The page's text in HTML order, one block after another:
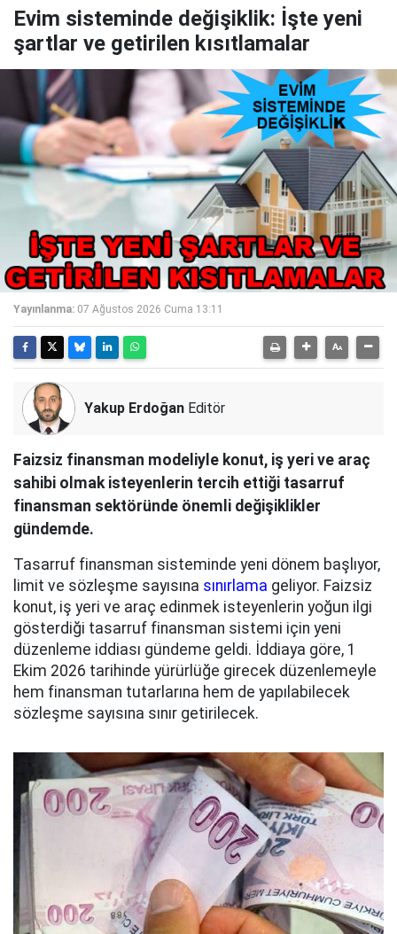
Evim sisteminde değişiklik: İşte yeni
şartlar ve getirilen kısıtlamalar
Yayınlanma: 07 Ağustos 2026 Cuma 13:11
Yakup Erdoğan Editör
Faizsiz finansman modeliyle konut, iş yeri ve araç
sahibi olmak isteyenlerin tercih ettiği tasarruf
finansman sektöründe önemli değişiklikler
gündemde.
Tasarruf finansman sisteminde yeni dönem başlıyor,
limit ve sözleşme sayısına sınırlama geliyor. Faizsiz
konut, iş yeri ve araç edinmek isteyenlerin yoğun ilgi
gösterdiği tasarruf finansman sistemi için yeni
düzenleme iddiası gündeme geldi. İddiaya göre, 1
Ekim 2026 tarihinde yürürlüğe girecek düzenlemeyle
hem finansman tutarlarına hem de yapılabilecek
sözleşme sayısına sınır getirilecek.